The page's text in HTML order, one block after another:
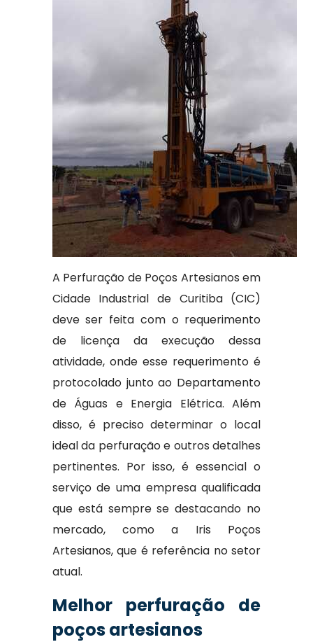
A Perfuração de Poços Artesianos em
Cidade Industrial de Curitiba (CIC)
deve ser feita com o requerimento
de licença da execução dessa
atividade, onde esse requerimento é
protocolado junto ao Departamento
de Águas e Energia Elétrica. Além
disso, é preciso determinar o local
ideal da perfuração e outros detalhes
pertinentes. Por isso, é essencial o
serviço de uma empresa qualificada
que está sempre se destacando no
mercado, como a Iris Poços
Artesianos, que é referência no setor
atual.
Melhor perfuração de
poços artesianos